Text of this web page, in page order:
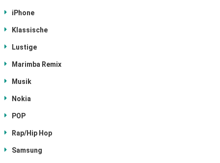
iPhone
Klassische
Lustige
Marimba Remix
Musik
Nokia
POP
Rap/Hip Hop
Samsung